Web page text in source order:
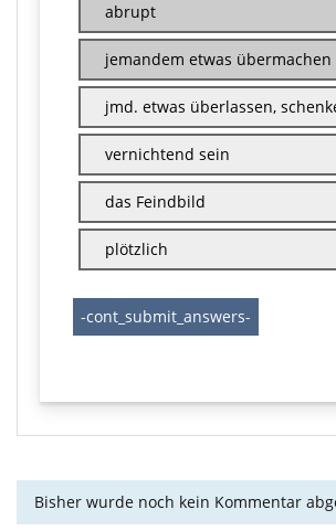
abrupt
jemandem etwas übermachen
jmd. etwas überlassen,
vernichtend sein
das Feindbild
plötzlich
Bisher wurde noch kein Kommentar